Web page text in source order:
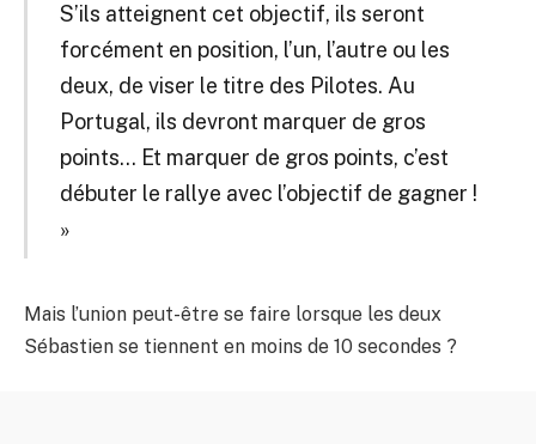
S’ils atteignent cet objectif, ils seront
forcément en position, l’un, l’autre ou les
deux, de viser le titre des Pilotes. Au
Portugal, ils devront marquer de gros
points… Et marquer de gros points, c’est
débuter le rallye avec l’objectif de gagner !
»
Mais l’union peut-être se faire lorsque les deux
Sébastien se tiennent en moins de 10 secondes ?